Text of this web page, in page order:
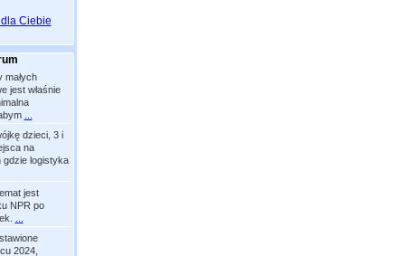
Ciebie
małych
jest właśnie
dzieci, 3 i
na
gdzie logistyka
jest
NPR po
2024,